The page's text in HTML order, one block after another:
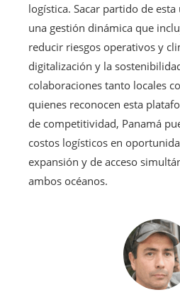
logística. Sacar partido de
una gestión dinámica que
reducir riesgos operativos y
digitalización y la
colaboraciones tanto locales
quienes reconocen esta
de competitividad, Panamá
costos logísticos en
expansión y de acceso
ambos océanos.